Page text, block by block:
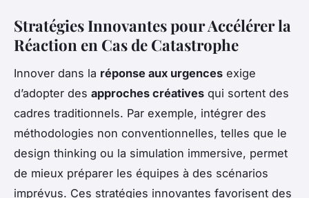
Stratégies Innovantes pour Accélérer la
Réaction en Cas de Catastrophe
Innover dans la réponse aux urgences exige
d’adopter des approches créatives qui sortent des
cadres traditionnels. Par exemple, intégrer des
méthodologies non conventionnelles, telles que le
design thinking ou la simulation immersive, permet
de mieux préparer les équipes à des scénarios
imprévus. Ces stratégies innovantes favorisent des